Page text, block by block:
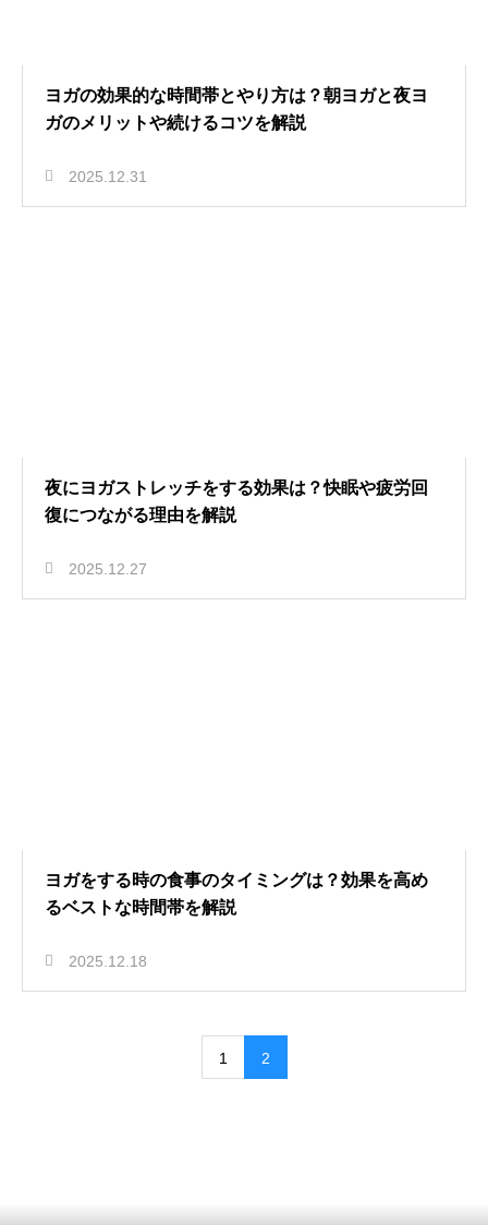
ヨガの効果的な時間帯とやり方は？朝ヨガと夜ヨ
ガのメリットや続けるコツを解説
2025.12.31
夜にヨガストレッチをする効果は？快眠や疲労回
復につながる理由を解説
2025.12.27
ヨガをする時の食事のタイミングは？効果を高め
るベストな時間帯を解説
2025.12.18
1 2